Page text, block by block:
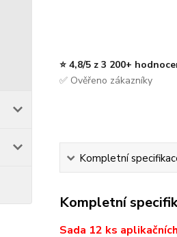
⭐ 4,8/5 z 3 200+
✅ Ověřeno zákazníky
Kompletní
Kompletní
Sada 12 ks